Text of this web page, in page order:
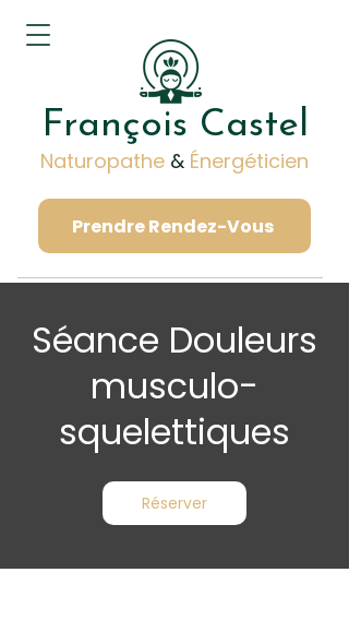
François Castel
Naturopathe & Énergéticien
Prendre Rendez-Vous
Séance Douleurs
musculo-
squelettiques
Réserver